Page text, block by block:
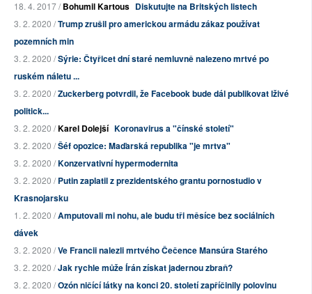
18. 4. 2017 /Bohumil Kartous Diskutujte na Britských listech
3. 2. 2020 /Trump zrušil pro americkou armádu zákaz používat
pozemních min
3. 2. 2020 /Sýrie: Čtyřicet dní staré nemluvně nalezeno mrtvé po
ruském náletu ...
3. 2. 2020 /Zuckerberg potvrdil, že Facebook bude dál publikovat lživé
politick...
3. 2. 2020 /Karel Dolejší Koronavirus a "čínské století"
3. 2. 2020 /Šéf opozice: Maďarská republika "je mrtva"
3. 2. 2020 /Konzervativní hypermodernita
3. 2. 2020 /Putin zaplatil z prezidentského grantu pornostudio v
Krasnojarsku
1. 2. 2020 /Amputovali mi nohu, ale budu tři měsíce bez sociálních
dávek
3. 2. 2020 /Ve Francii nalezli mrtvého Čečence Mansúra Starého
3. 2. 2020 /Jak rychle může Írán získat jadernou zbraň?
3. 2. 2020 /Ozón ničící látky na konci 20. století zapříčinily polovinu